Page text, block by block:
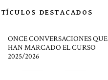
DESTACADOS
ONCE CONVERSACIONES QUE
HAN MARCADO EL CURSO
2025/2026